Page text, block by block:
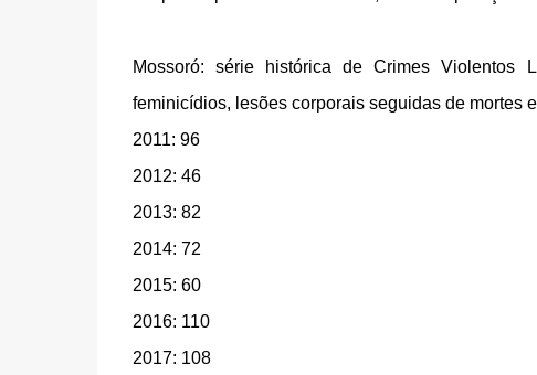
Mossoró: série histórica de Crimes Violentos
feminicídios, lesões corporais seguidas de mortes
2011: 96
2012: 46
2013: 82
2014: 72
2015: 60
2016: 110
2017: 108